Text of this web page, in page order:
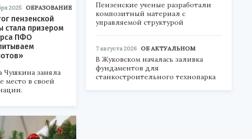
2025 ОБРАЗОВАНИЕ
пензенской
стала призером
ПФО
Чушкина заняла
место в своей
Пензенские ученые разработали
композитный материал с
управляемой структурой
7 августа 2026 ОБ АКТУАЛЬНОМ
В Жуковском началась заливка
фундаментов для
станкостроительного технопарка